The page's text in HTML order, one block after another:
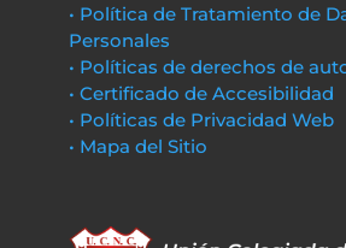
• Política de Tratamiento de
Personales
• Políticas de derechos de
• Certificado de Accesibilidad
• Políticas de Privacidad Web
• Mapa del Sitio